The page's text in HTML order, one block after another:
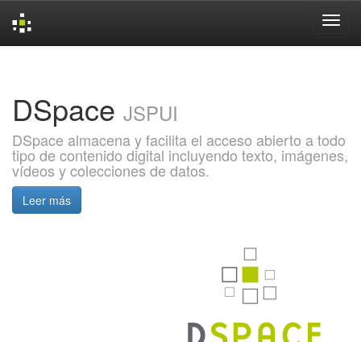
DSpace JSPUI
DSpace almacena y facilita el acceso abierto a todo
tipo de contenido digital incluyendo texto, imágenes,
vídeos y colecciones de datos.
Leer más